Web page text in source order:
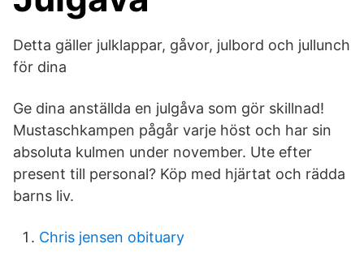
Detta gäller julklappar, gåvor, julbord och jullunch
för dina
Ge dina anställda en julgåva som gör skillnad!
Mustaschkampen pågår varje höst och har sin
absoluta kulmen under november. Ute efter
present till personal? Köp med hjärtat och rädda
barns liv.
Chris jensen obituary